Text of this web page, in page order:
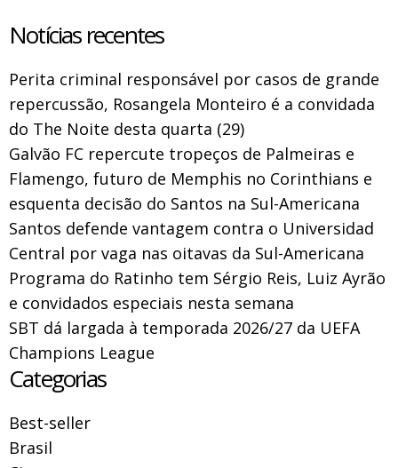
Notícias recentes
Perita criminal responsável por casos de grande
repercussão, Rosangela Monteiro é a convidada
do The Noite desta quarta (29)
Galvão FC repercute tropeços de Palmeiras e
Flamengo, futuro de Memphis no Corinthians e
esquenta decisão do Santos na Sul-Americana
Santos defende vantagem contra o Universidad
Central por vaga nas oitavas da Sul-Americana
Programa do Ratinho tem Sérgio Reis, Luiz Ayrão
e convidados especiais nesta semana
SBT dá largada à temporada 2026/27 da UEFA
Champions League
Categorias
Best-seller
Brasil